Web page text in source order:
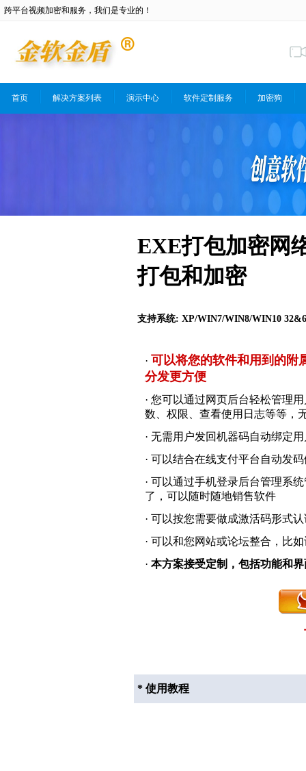
跨平台视频加密和服务，我们是专业的！
首页 解决方案列表 演示中心 软件定制服务 加密狗
EXE打包加密网
打包和加密
支持系统: XP/WIN7/WIN8/WIN10
· 可以将您的软件和用到的附
分发更方便
· 您可以通过网页后台轻松管理
数、权限、查看使用日志等等，
· 无需用户发回机器码自动绑定
· 可以结合在线支付平台自动发
· 可以通过手机登录后台管理系
了，可以随时随地销售软件
· 可以按您需要做成激活码形式
· 可以和您网站或论坛整合，比
· 本方案接受定制，包括功能和
* 使用教程